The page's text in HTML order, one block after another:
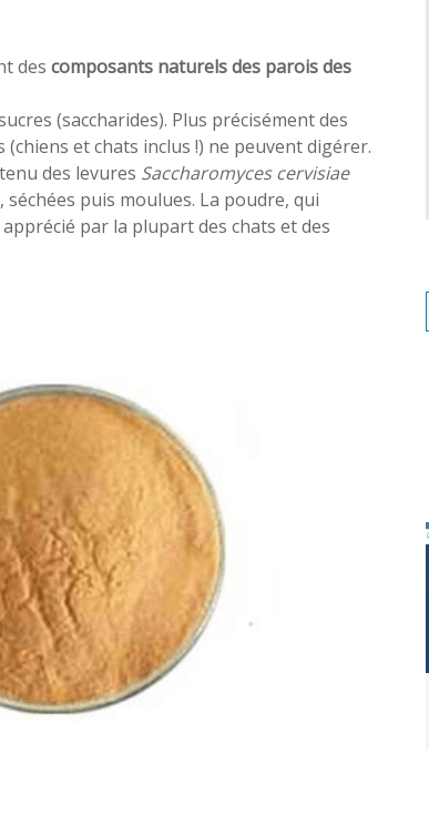
des composants naturels des parois des
(saccharides). Plus précisément des
(chiens et chats inclus !) ne peuvent digérer.
des levures Saccharomyces cervisiae
puis moulues. La poudre, qui
par la plupart des chats et des